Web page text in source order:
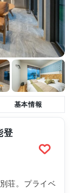
基本情報
登
荘。プライベ